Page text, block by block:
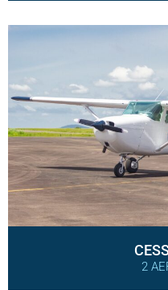
2